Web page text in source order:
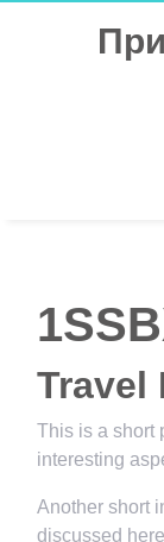
Travel
This is a short
interesting
Another short
discussed